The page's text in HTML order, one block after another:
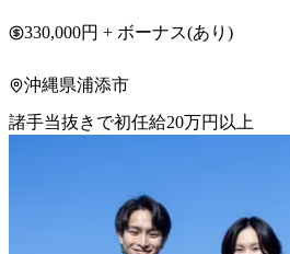
330,000円 + ボーナス(あり)
沖縄県浦添市
諸手当抜きで初任給20万円以上